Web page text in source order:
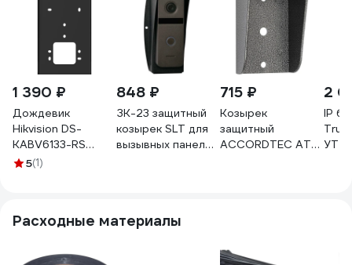
1 390 ₽
Дождевик
Hikvision DS-
KABV6133-RS
УТ-00077092
5(1)
848 ₽
ЗК-23 защитный
козырек SLT для
вызывных панелей
715 ₽
Козырек
защитный
ACCORDTEC AT-
2
IP
True
УТ-
Расходные материалы